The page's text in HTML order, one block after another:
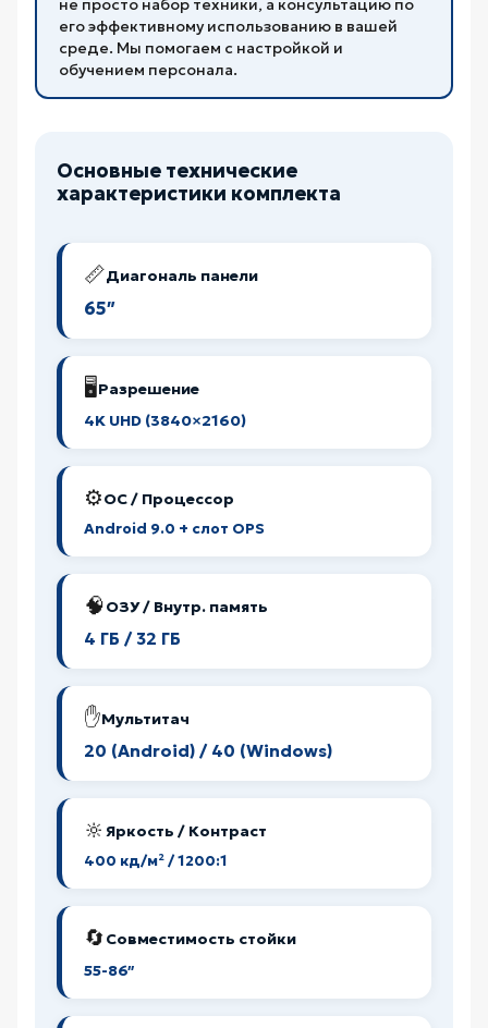
не просто набор техники, а консультацию по
его эффективному использованию в вашей
среде. Мы помогаем с настройкой и
обучением персонала.
Основные технические
характеристики комплекта
📏Диагональ панели
65″
🖥️Разрешение
4K UHD (3840×2160)
⚙️ОС / Процессор
Android 9.0 + слот OPS
🧠ОЗУ / Внутр. память
4 ГБ / 32 ГБ
✋Мультитач
20 (Android) / 40 (Windows)
🔆 Яркость / Контраст
400 кд/м² / 1200:1
🔄Совместимость стойки
55-86″